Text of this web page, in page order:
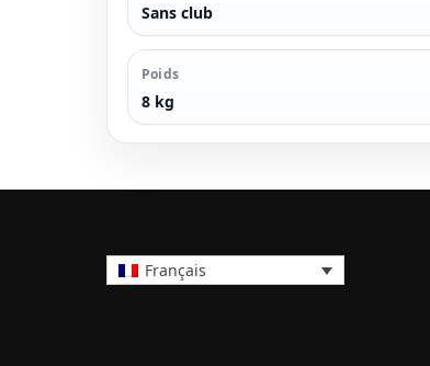
Sans club
Poids
8 kg
Français